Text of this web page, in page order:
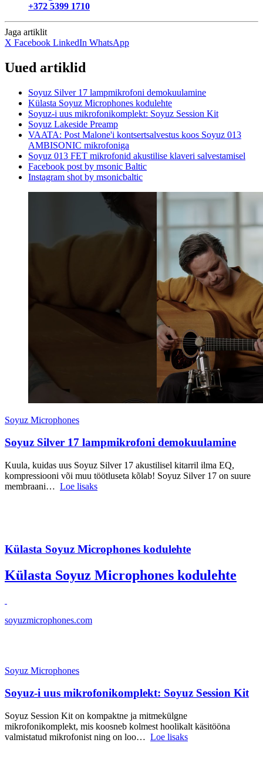
+372 5399 1710
Jaga artiklit
X Facebook LinkedIn WhatsApp
Uued artiklid
Soyuz Silver 17 lampmikrofoni demokuulamine
Külasta Soyuz Microphones kodulehte
Soyuz-i uus mikrofonikomplekt: Soyuz Session Kit
Soyuz Lakeside Preamp
VAATA: Post Malone'i kontsertsalvestus koos Soyuz 013
AMBISONIC mikrofoniga
Soyuz 013 FET mikrofonid akustilise klaveri salvestamisel
Facebook post by msonic Baltic
Instagram shot by msonicbaltic
Soyuz Microphones
Soyuz Silver 17 lampmikrofoni demokuulamine
Kuula, kuidas uus Soyuz Silver 17 akustilisel kitarril ilma EQ,
kompressiooni või muu töötluseta kõlab! Soyuz Silver 17 on suure
membraani… Loe lisaks
Külasta Soyuz Microphones kodulehte
Külasta Soyuz Microphones kodulehte
soyuzmicrophones.com
Soyuz Microphones
Soyuz-i uus mikrofonikomplekt: Soyuz Session Kit
Soyuz Session Kit on kompaktne ja mitmekülgne
mikrofonikomplekt, mis koosneb kolmest hoolikalt käsitööna
valmistatud mikrofonist ning on loo… Loe lisaks